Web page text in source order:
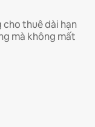
thuê dài hạn
mà không mất